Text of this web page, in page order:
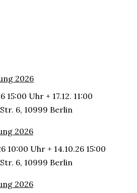
2026
15:00 Uhr + 17.12. 11:00
6, 10999 Berlin
2026
10:00 Uhr + 14.10.26 15:00
6, 10999 Berlin
2026